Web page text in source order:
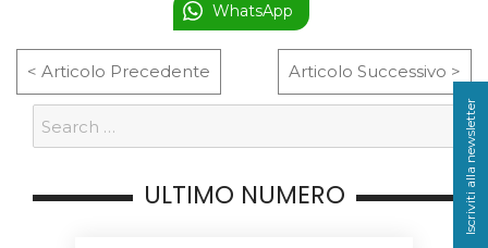
WhatsApp
< Articolo Precedente Articolo Successivo >
ULTIMO NUMERO Iscriviti alla newsletter